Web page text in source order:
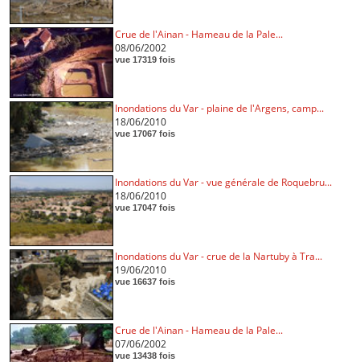
Crue de l'Ainan - Hameau de la Pale...
08/06/2002
vue 17319 fois
Inondations du Var - plaine de l'Argens, camp...
18/06/2010
vue 17067 fois
Inondations du Var - vue générale de Roquebru...
18/06/2010
vue 17047 fois
Inondations du Var - crue de la Nartuby à Tra...
19/06/2010
vue 16637 fois
Crue de l'Ainan - Hameau de la Pale...
07/06/2002
vue 13438 fois